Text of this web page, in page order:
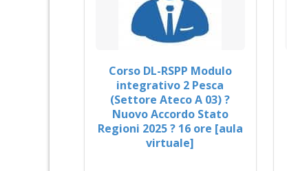
Corso DL-RSPP Modulo
integrativo 2 Pesca
(Settore Ateco A 03) ?
Nuovo Accordo Stato
Regioni 2025 ? 16 ore [aula
virtuale]